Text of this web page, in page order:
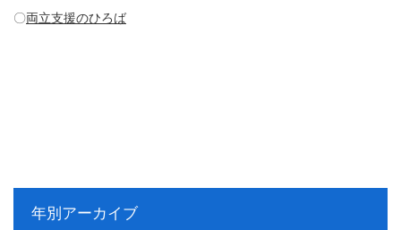
〇両立支援のひろば
年別アーカイブ